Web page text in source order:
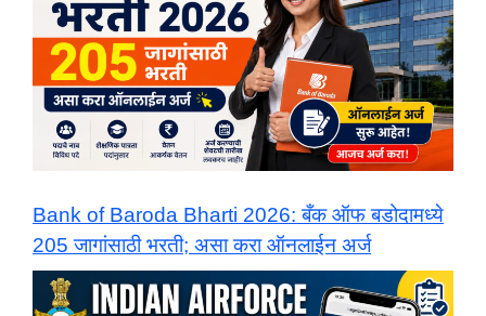
Bank of Baroda Bharti 2026: बँक ऑफ बडोदामध्ये
205 जागांसाठी भरती; असा करा ऑनलाईन अर्ज